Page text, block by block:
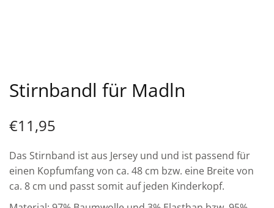
Stirnbandl für Madln
€11,95
Das Stirnband ist aus Jersey und und ist passend für
einen Kopfumfang von ca. 48 cm bzw. eine Breite von
ca. 8 cm und passt somit auf jeden Kinderkopf.